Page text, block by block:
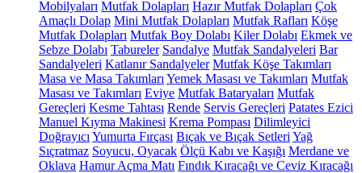
Mobilyaları Mutfak Dolapları Hazır Mutfak Dolapları Çok
Amaçlı Dolap Mini Mutfak Dolapları Mutfak Rafları Köşe
Mutfak Dolapları Mutfak Boy Dolabı Kiler Dolabı Ekmek ve
Sebze Dolabı Tabureler Sandalye Mutfak Sandalyeleri Bar
Sandalyeleri Katlanır Sandalyeler Mutfak Köşe Takımları
Masa ve Masa Takımları Yemek Masası ve Takımları Mutfak
Masası ve Takımları Eviye Mutfak Bataryaları Mutfak
Gereçleri Kesme Tahtası Rende Servis Gereçleri Patates Ezici
Manuel Kıyma Makinesi Krema Pompası Dilimleyici
Doğrayıcı Yumurta Fırçası Bıçak ve Bıçak Setleri Yağ
Sıçratmaz Soyucu, Oyacak Ölçü Kabı ve Kaşığı Merdane ve
Oklava Hamur Açma Matı Fındık Kıracağı ve Ceviz Kıracağı